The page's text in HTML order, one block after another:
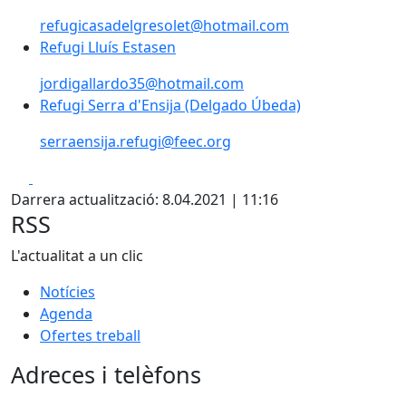
refugicasadelgresolet@hotmail.com
Refugi Lluís Estasen
jordigallardo35@hotmail.com
Refugi Serra d'Ensija (Delgado Úbeda)
serraensija.refugi@feec.org
Darrera actualització: 8.04.2021 | 11:16
RSS
L'actualitat a un clic
Notícies
Agenda
Ofertes treball
Adreces i telèfons